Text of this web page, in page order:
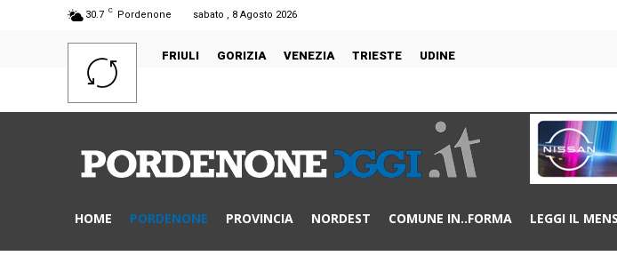
30.7 C Pordenone sabato , 8 Agosto 2026
FRIULI GORIZIA VENEZIA TRIESTE UDINE
HOME PORDENONE PROVINCIA NORDEST COMUNE IN..FORMA LEGGI IL